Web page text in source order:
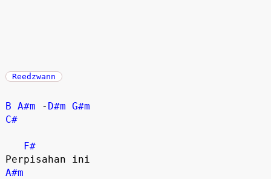
Reedzwann
B A#m - D#m G#m
C#
F#
A#m